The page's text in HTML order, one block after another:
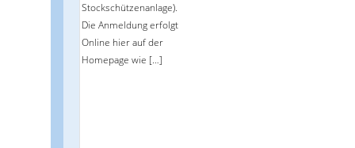
Stockschützenanlage).
Die Anmeldung erfolgt
Online hier auf der
Homepage wie […]